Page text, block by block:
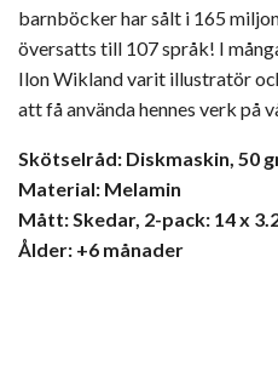
barnböcker har sålt i 165
översatts till 107 språk! I
Ilon Wikland varit illustratör
att få använda hennes verk på
Skötselråd: Diskmaskin, 50
Material: Melamin
Mått: Skedar, 2-pack: 14 x
Ålder: +6 månader